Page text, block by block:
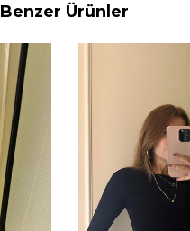
Benzer Ürünler